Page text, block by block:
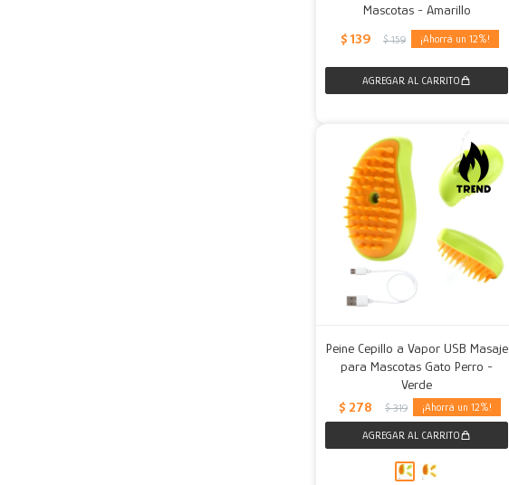
Mascotas - Amarillo
$ 139 $ 159 12
Peine Cepillo a Vapor USB Masaje
para Mascotas Gato Perro -
Verde
$ 278 $ 319 12